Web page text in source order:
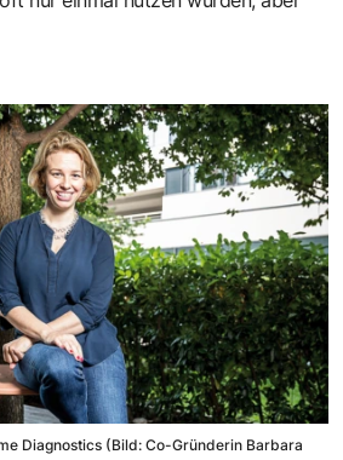
Diagnostics (Bild: Co-Gründerin Barbara